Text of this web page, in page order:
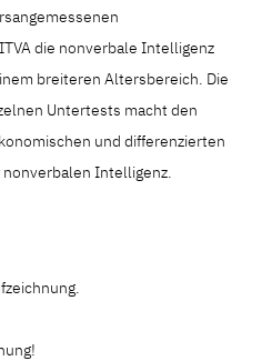
die nonverbale Intelligenz
breiteren Altersbereich. Die
Untertests macht den
und differenzierten
Intelligenz.